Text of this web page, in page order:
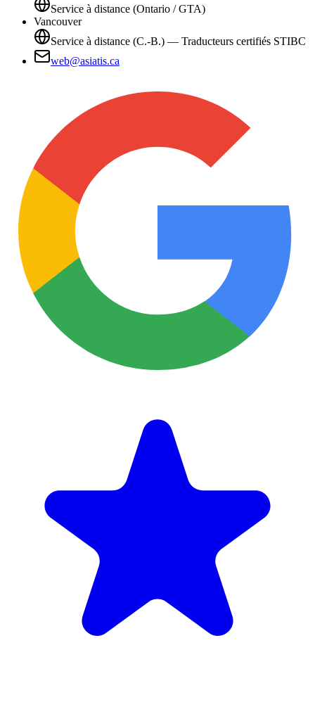
Service à distance (Ontario / GTA)
Vancouver
Service à distance (C.-B.) — Traducteurs certifiés STIBC
web@asiatis.ca